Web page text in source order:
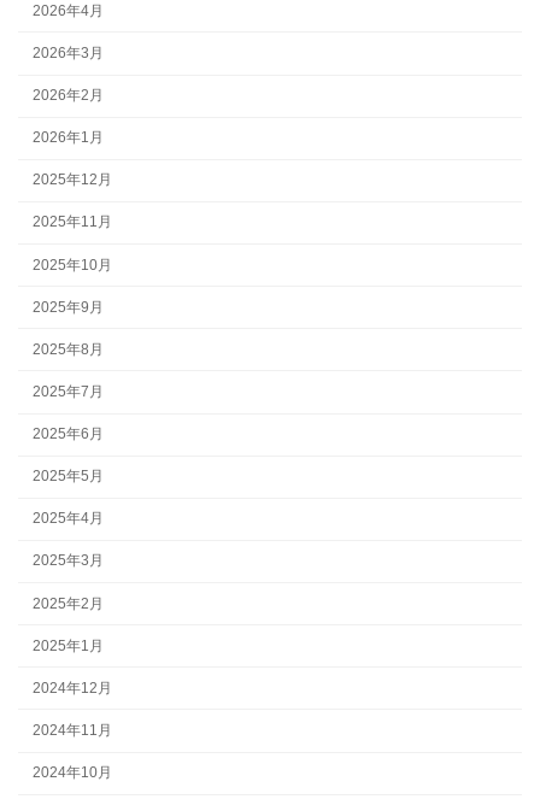
2026年4月
2026年3月
2026年2月
2026年1月
2025年12月
2025年11月
2025年10月
2025年9月
2025年8月
2025年7月
2025年6月
2025年5月
2025年4月
2025年3月
2025年2月
2025年1月
2024年12月
2024年11月
2024年10月